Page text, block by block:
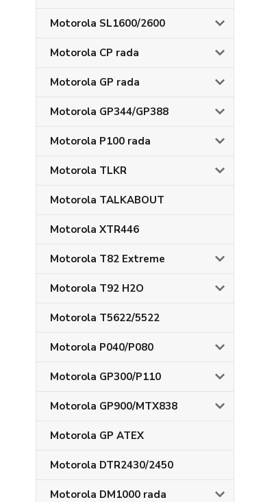
Motorola SL1600/2600
Motorola CP rada
Motorola GP rada
Motorola GP344/GP388
Motorola P100 rada
Motorola TLKR
Motorola TALKABOUT
Motorola XTR446
Motorola T82 Extreme
Motorola T92 H2O
Motorola T5622/5522
Motorola P040/P080
Motorola GP300/P110
Motorola GP900/MTX838
Motorola GP ATEX
Motorola DTR2430/2450
Motorola DM1000 rada